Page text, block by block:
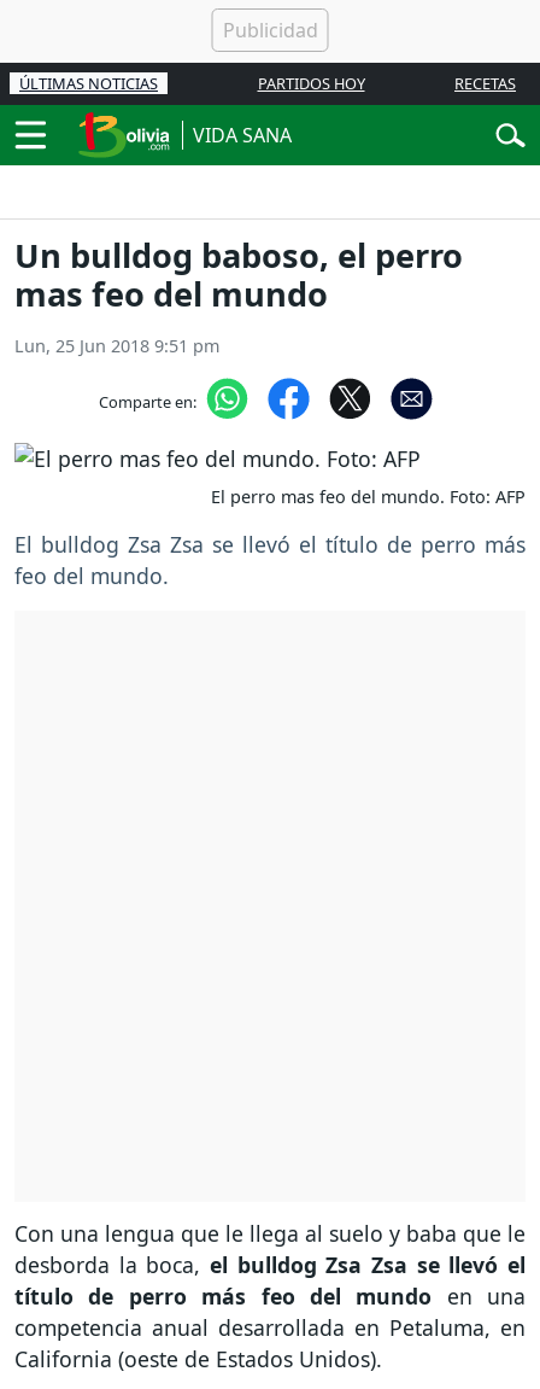
ÚLTIMAS NOTICIAS PARTIDOS HOY RECETAS
VIDA SANA
Un bulldog baboso, el perro
mas feo del mundo
Lun, 25 Jun 2018 9:51 pm
Comparte en:
El perro mas feo del mundo. Foto: AFP
El bulldog Zsa Zsa se llevó el título de perro más
feo del mundo.
Con una lengua que le llega al suelo y baba que le
desborda la boca, el bulldog Zsa Zsa se llevó el
título de perro más feo del mundo en una
competencia anual desarrollada en Petaluma, en
California (oeste de Estados Unidos).